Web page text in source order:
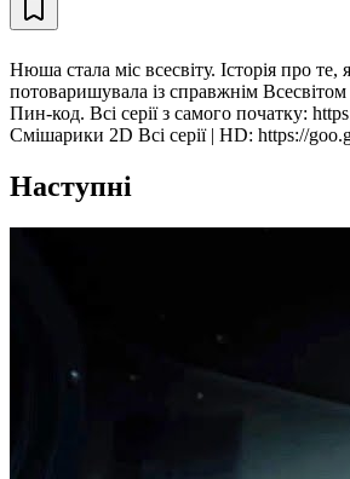
Нюша стала міс всесвіту. Історія про те,
потоваришувала із справжнім Всесвітом
Пин-код. Всі серії з самого початку:
Смiшарики 2D Всі серії | HD: https://
Наступні